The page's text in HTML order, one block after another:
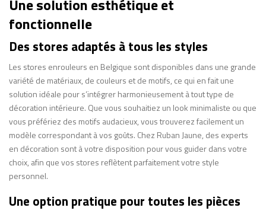
Une solution esthétique et
fonctionnelle
Des stores adaptés à tous les styles
Les stores enrouleurs en Belgique sont disponibles dans une grande
variété de matériaux, de couleurs et de motifs, ce qui en fait une
solution idéale pour s’intégrer harmonieusement à tout type de
décoration intérieure. Que vous souhaitiez un look minimaliste ou que
vous préfériez des motifs audacieux, vous trouverez facilement un
modèle correspondant à vos goûts. Chez Ruban Jaune, des experts
en décoration sont à votre disposition pour vous guider dans votre
choix, afin que vos stores reflètent parfaitement votre style
personnel.
Une option pratique pour toutes les pièces